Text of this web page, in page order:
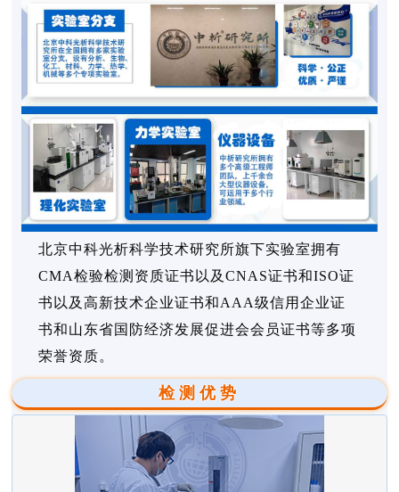
北京中科光析科学技术研究所旗下实验室拥有
CMA检验检测资质证书以及CNAS证书和ISO证
书以及高新技术企业证书和AAA级信用企业证
书和山东省国防经济发展促进会会员证书等多项
荣誉资质。
检测优势